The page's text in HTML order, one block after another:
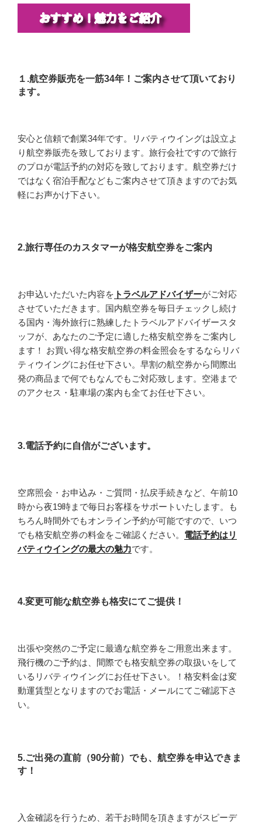
１.航空券販売を一筋34年！ご案内させて頂いており
ます。
安心と信頼で創業34年です。リバティウイングは設立よ
り航空券販売を致しております。旅行会社ですので旅行
のプロが電話予約の対応を致しております。航空券だけ
ではなく宿泊手配などもご案内させて頂きますのでお気
軽にお声かけ下さい。
2.旅行専任のカスタマーが格安航空券をご案内
お申込いただいた内容を トラベルアドバイザーがご対応
させていただきます。国内航空券を毎日チェックし続け
る国内・海外旅行に熟練したトラベルアドバイザースタ
ッフが、あなたのご予定に適した格安航空券をご案内し
ます！ お買い得な格安航空券の料金照会をするならリバ
ティウイングにお任せ下さい。早割の航空券から間際出
発の商品まで何でもなんでもご対応致します。空港まで
のアクセス・駐車場の案内も全てお任せ下さい。
3.電話予約に自信がございます。
空席照会・お申込み・ご質問・払戻手続きなど、午前10
時から夜19時まで毎日お客様をサポートいたします。も
ちろん時間外でもオンライン予約が可能ですので、いつ
でも格安航空券の料金をご確認ください。 電話予約はリ
バティウイングの最大の魅力です。
4.変更可能な航空券も格安にてご提供！
出張や突然のご予定に最適な航空券をご用意出来ます。
飛行機のご予約は、間際でも格安航空券の取扱いをして
いるリバティウイングにお任せ下さい。！格安料金は変
動運賃型となりますのでお電話・メールにてご確認下さ
い。
5.ご出発の直前（90分前）でも、航空券を申込できま
す！
入金確認を行うため、若干お時間を頂きますがスピーデ